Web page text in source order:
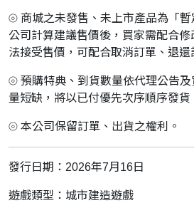
⦾ 商城之未發售、未上市產品為「暫
公司計算建議售價後，買家需配合
法接受售價，可配合取消訂單、退還
⦾ 預購特典、到貨數量依代理公告
量短缺，將以已付優先次序順序發貨
⦾ 本公司保留訂單、出貨之權利。
發行日期：2026年7月16日
遊戲類型：城市建造遊戲